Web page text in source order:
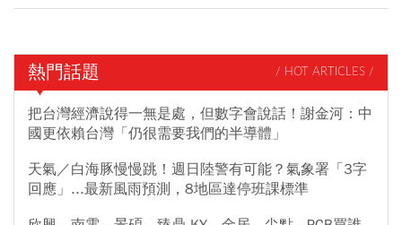
熱門話題 / HOT ARTICLES /
把台灣經濟說得一無是處，但數字會說話！謝金河：中
國更依賴台灣「仍很需要我們的半導體」
天氣／白海豚慢慢跳！週日陸警有可能？氣象署「3字
回應」...最新風雨預測，8地區達停班課標準